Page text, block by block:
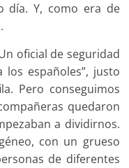
día. Y, como era de
oficial de seguridad
españoles”, justo
Pero conseguimos
quedaron
a dividirnos.
con un grueso
de diferentes